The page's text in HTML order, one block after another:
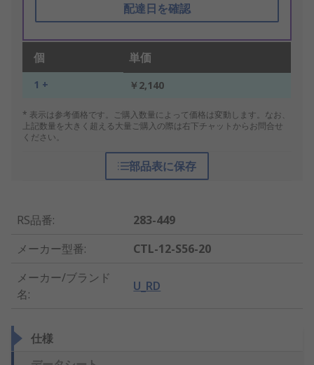
配達日を確認
個 単価
1 + ￥2,140
* 表示は参考価格です。ご購入数量によって価格は変動します。なお、
上記数量を大きく超える大量ご購入の際は右下チャットからお問合せ
ください。
部品表に保存
RS品番:
283-449
メーカー型番:
CTL-12-S56-20
メーカー/ブランド
名:
U_RD
仕様